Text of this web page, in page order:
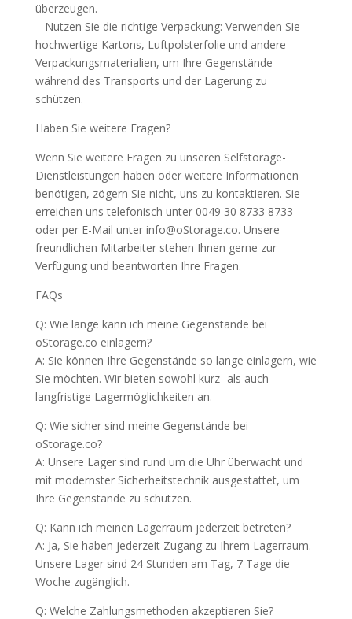
überzeugen.
– Nutzen Sie die richtige Verpackung: Verwenden Sie
hochwertige Kartons, Luftpolsterfolie und andere
Verpackungsmaterialien, um Ihre Gegenstände
während des Transports und der Lagerung zu
schützen.
Haben Sie weitere Fragen?
Wenn Sie weitere Fragen zu unseren Selfstorage-
Dienstleistungen haben oder weitere Informationen
benötigen, zögern Sie nicht, uns zu kontaktieren. Sie
erreichen uns telefonisch unter 0049 30 8733 8733
oder per E-Mail unter info@oStorage.co. Unsere
freundlichen Mitarbeiter stehen Ihnen gerne zur
Verfügung und beantworten Ihre Fragen.
FAQs
Q: Wie lange kann ich meine Gegenstände bei
oStorage.co einlagern?
A: Sie können Ihre Gegenstände so lange einlagern, wie
Sie möchten. Wir bieten sowohl kurz- als auch
langfristige Lagermöglichkeiten an.
Q: Wie sicher sind meine Gegenstände bei
oStorage.co?
A: Unsere Lager sind rund um die Uhr überwacht und
mit modernster Sicherheitstechnik ausgestattet, um
Ihre Gegenstände zu schützen.
Q: Kann ich meinen Lagerraum jederzeit betreten?
A: Ja, Sie haben jederzeit Zugang zu Ihrem Lagerraum.
Unsere Lager sind 24 Stunden am Tag, 7 Tage die
Woche zugänglich.
Q: Welche Zahlungsmethoden akzeptieren Sie?